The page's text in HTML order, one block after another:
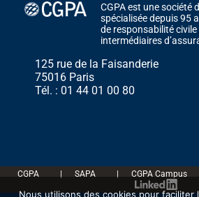
CGPA est une société
spécialisée depuis 95
de responsabilité
intermédiaires
125 rue de la Faisanderie
75016 Paris
Tél. : 01 44 01 00 80
CGPA | SAPA | CGPA Campus
Nous utilisons des cookies pour faciliter